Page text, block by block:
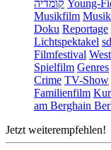
קומדיה Young-
Musikfilm
Doku Reportage
Lichtspektakel
Filmfestival
Spielfilm Genres
Crime TV-Show
Familienfilm
am Berghain
Jetzt weiterempfehlen!